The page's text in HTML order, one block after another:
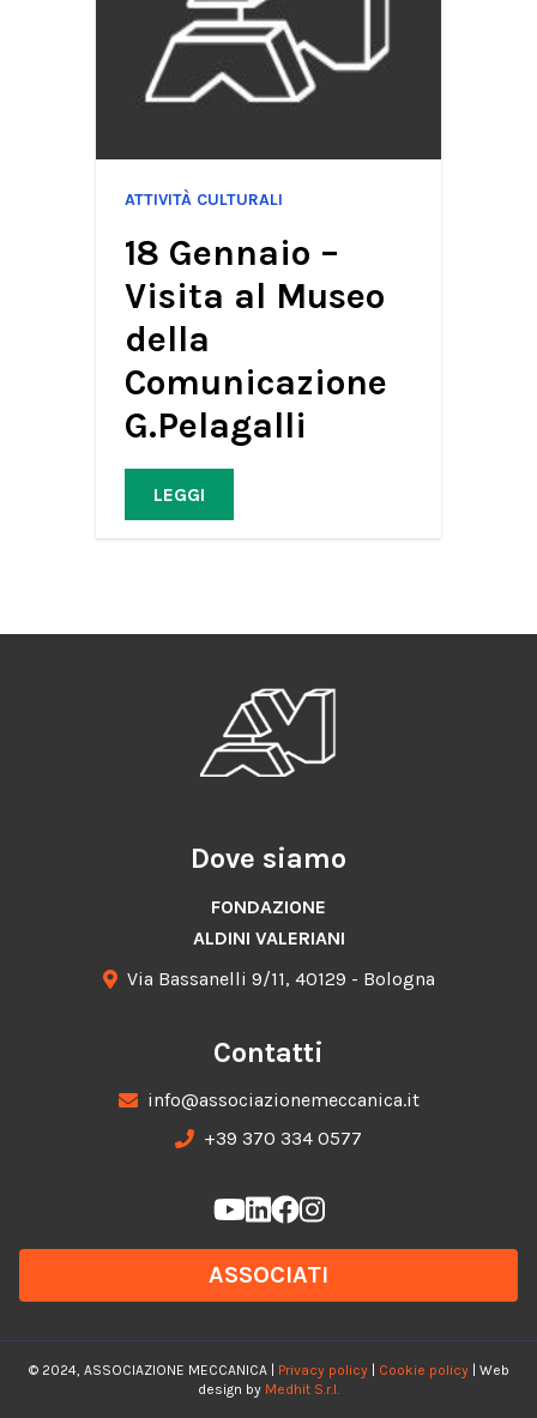
ATTIVITÀ CULTURALI
18 Gennaio –
Visita al Museo
della
Comunicazione
G.Pelagalli
LEGGI
Dove siamo
FONDAZIONE
ALDINI VALERIANI
Via Bassanelli 9/11, 40129 - Bologna
Contatti
info@associazionemeccanica.it
+39 370 334 0577
ASSOCIATI
© 2024, ASSOCIAZIONE MECCANICA | Privacy policy| Cookie policy| Web
design by Medhit S.r.l.